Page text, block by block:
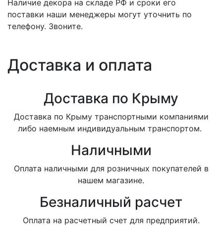
Наличие декора на складе РФ и сроки его
поставки наши менеджеры могут уточнить по
телефону. Звоните.
Доставка и оплата
Доставка по Крыму
Доставка по Крыму транспортными компаниями
либо наемным индивидуальным транспортом.
Наличными
Оплата наличными для розничных покупателей в
нашем магазине.
Безналичный расчет
Оплата на расчетный счет для предприятий.